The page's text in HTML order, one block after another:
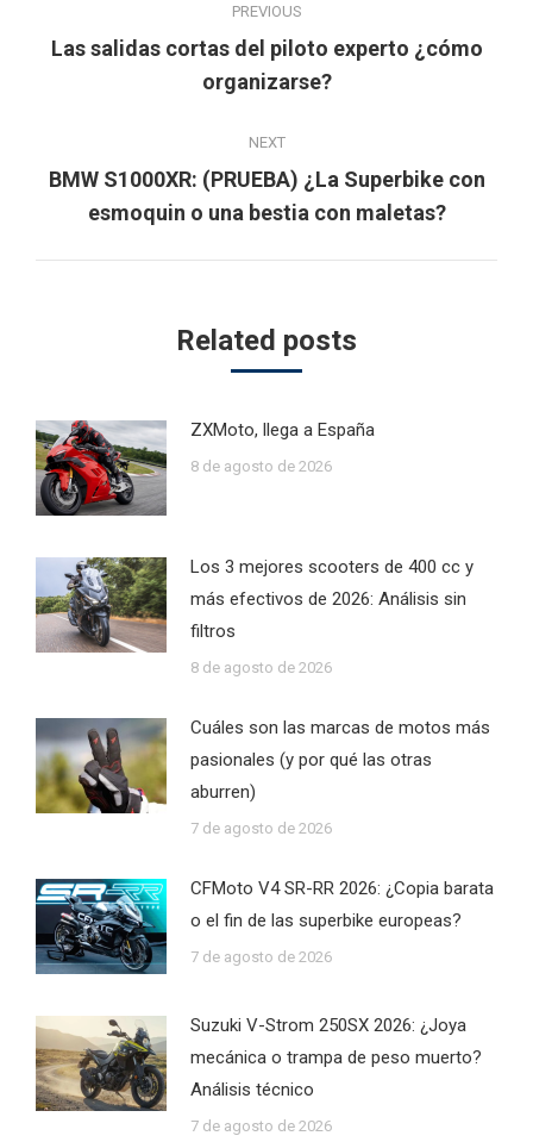
navigation
PREVIOUS
Previous
post:
Las salidas cortas del piloto experto ¿cómo
organizarse?
NEXT
Next
post:
BMW S1000XR: (PRUEBA) ¿La Superbike con
esmoquin o una bestia con maletas?
Related posts
ZXMoto, llega a España
8 de agosto de 2026
Los 3 mejores scooters de 400 cc y
más efectivos de 2026: Análisis sin
filtros
8 de agosto de 2026
Cuáles son las marcas de motos más
pasionales (y por qué las otras
aburren)
7 de agosto de 2026
CFMoto V4 SR-RR 2026: ¿Copia barata
o el fin de las superbike europeas?
7 de agosto de 2026
Suzuki V-Strom 250SX 2026: ¿Joya
mecánica o trampa de peso muerto?
Análisis técnico
7 de agosto de 2026